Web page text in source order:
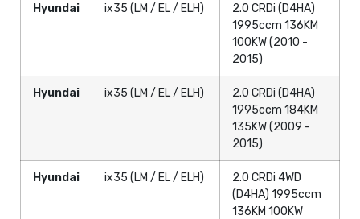
Hyundai ix35 (LM / EL / ELH)
2.0 CRDi (D4HA)
1995ccm 136KM
100KW (2010 -
2015)
Hyundai ix35 (LM / EL / ELH)
2.0 CRDi (D4HA)
1995ccm 184KM
135KW (2009 -
2015)
Hyundai ix35 (LM / EL / ELH)
2.0 CRDi 4WD
(D4HA) 1995ccm
136KM 100KW